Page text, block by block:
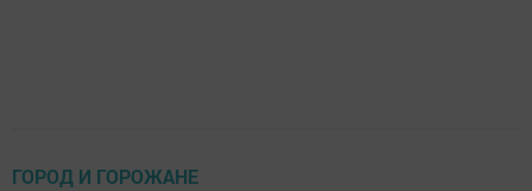
ГОРОД И ГОРОЖАНЕ